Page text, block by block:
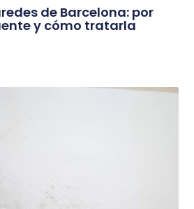
de Barcelona: por
y cómo tratarla